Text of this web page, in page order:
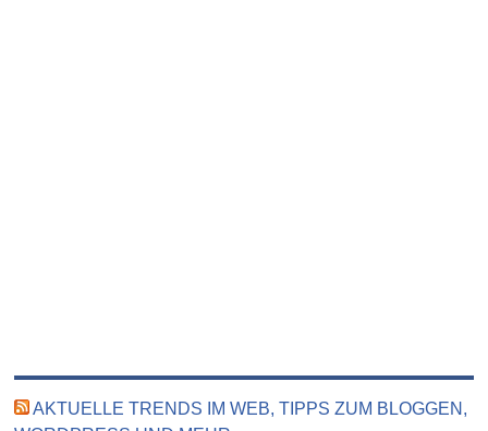
AKTUELLE TRENDS IM WEB, TIPPS ZUM BLOGGEN,